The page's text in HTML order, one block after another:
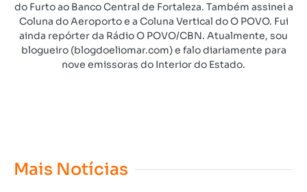
do Furto ao Banco Central de Fortaleza. Também assinei a
Coluna do Aeroporto e a Coluna Vertical do O POVO. Fui
ainda repórter da Rádio O POVO/CBN. Atualmente, sou
blogueiro (blogdoeliomar.com) e falo diariamente para
nove emissoras do Interior do Estado.
Mais Notícias